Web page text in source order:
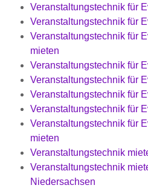
Veranstaltungstechnik für
Veranstaltungstechnik für
Veranstaltungstechnik für
mieten
Veranstaltungstechnik für
Veranstaltungstechnik für
Veranstaltungstechnik für
Veranstaltungstechnik für
Veranstaltungstechnik für
mieten
Veranstaltungstechnik
Veranstaltungstechnik
Niedersachsen